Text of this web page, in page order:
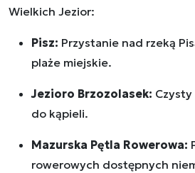
Wielkich Jezior:
Pisz: Przystanie nad rzeką
plaże miejskie.
Jezioro Brzozolasek: Czysty
do kąpieli.
Mazurska Pętla Rowerowa:
rowerowych dostępnych